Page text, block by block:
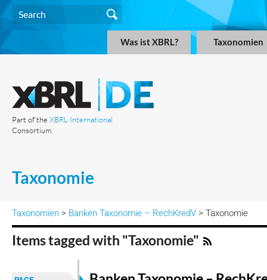
Was ist XBRL? Taxonomien
Part of the XBRL International
Consortium.
Taxonomie
Taxonomien > Banken Taxonomie – RechKredV > Taxonomie
Items tagged with "Taxonomie"